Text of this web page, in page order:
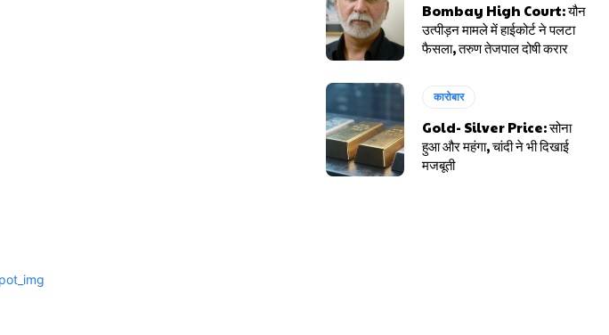
Bombay High Court: यौन
उत्पीड़न मामले में हाईकोर्ट ने पलटा
फैसला, तरुण तेजपाल दोषी करार
कारोबार
Gold- Silver Price: सोना
हुआ और महंगा, चांदी ने भी दिखाई
मजबूती